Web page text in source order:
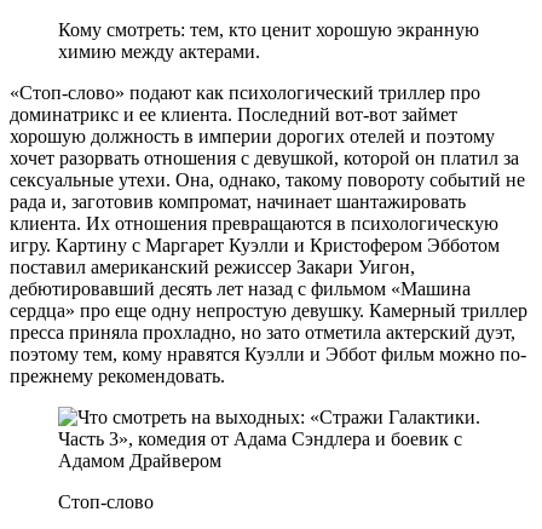
Кому смотреть: тем, кто ценит хорошую экранную
химию между актерами.
«Стоп-слово» подают как психологический триллер про
доминатрикс и ее клиента. Последний вот-вот займет
хорошую должность в империи дорогих отелей и поэтому
хочет разорвать отношения с девушкой, которой он платил за
сексуальные утехи. Она, однако, такому повороту событий не
рада и, заготовив компромат, начинает шантажировать
клиента. Их отношения превращаются в психологическую
игру. Картину с Маргарет Куэлли и Кристофером Эбботом
поставил американский режиссер Закари Уигон,
дебютировавший десять лет назад с фильмом «Машина
сердца» про еще одну непростую девушку. Камерный триллер
пресса приняла прохладно, но зато отметила актерский дуэт,
поэтому тем, кому нравятся Куэлли и Эббот фильм можно по-
прежнему рекомендовать.
Стоп-слово